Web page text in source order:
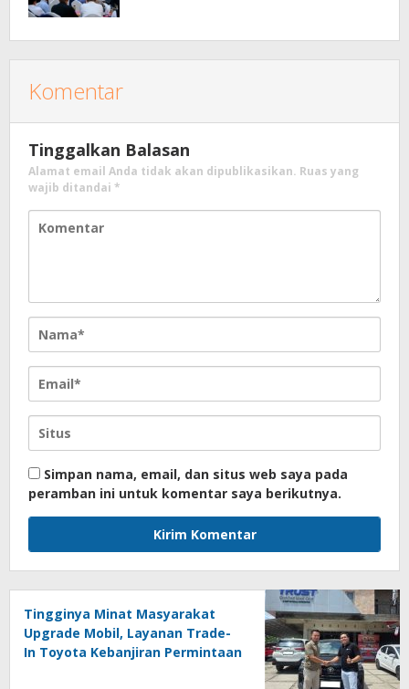
Komentar
Tinggalkan Balasan
Alamat email Anda tidak akan dipublikasikan. Ruas yang
wajib ditandai *
Simpan nama, email, dan situs web saya pada
peramban ini untuk komentar saya berikutnya.
Tingginya Minat Masyarakat
Upgrade Mobil, Layanan Trade-
In Toyota Kebanjiran Permintaan